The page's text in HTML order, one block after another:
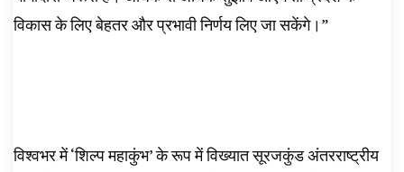
विकास के लिए बेहतर और प्रभावी निर्णय लिए जा सकेंगे।”
विश्वभर में ‘शिल्प महाकुंभ’ के रूप में विख्यात सूरजकुंड अंतरराष्ट्रीय